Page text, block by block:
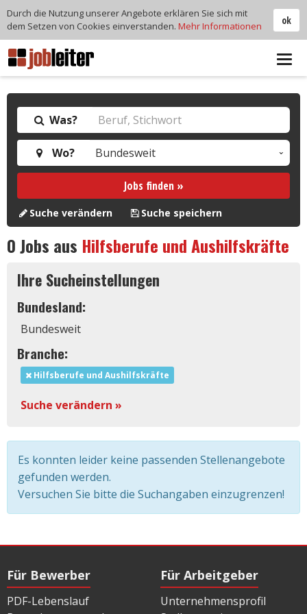
Was?
Wo?
Jobs finden »
Suche verändern Suche speichern
0Jobs aus Hilfsberufe und Aushilfskräfte
Ihre Sucheinstellungen
Bundesland:
Bundesweit
Branche:
Hilfsberufe und Aushilfskräfte
Suche verändern »
Es konnten leider keine passenden Stellenangebote
gefunden werden.
Versuchen Sie bitte die Suchangaben einzugrenzen!
Für Bewerber
PDF-Lebenslauf
Für Arbeitgeber
Unternehmensprofil
ok
Durch die Nutzung unserer Angebote erklären Sie sich mit
dem Setzen von Cookies einverstanden. Mehr Informationen